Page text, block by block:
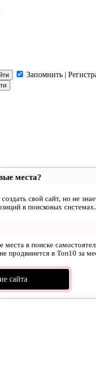
Запомнить |
места?
свой сайт, но не
в поисковых системах.
места в поиске
продвинется в Топ10 за
сайта